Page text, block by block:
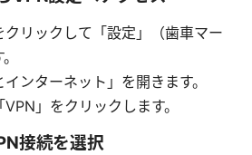
クリックして「設定」（歯車マー
インターネット」を開きます。
」をクリックします。
接続を選択